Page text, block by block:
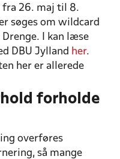
fra 26. maj til 8.
søges om wildcard
I kan læse
DBU Jylland her.
her er allerede
forholde
overføres
så mange